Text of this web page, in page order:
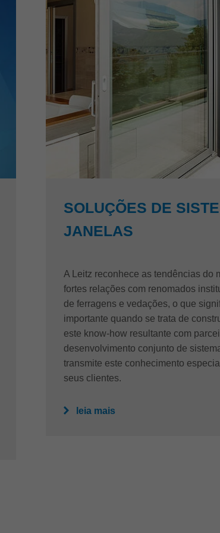
SOLUÇÕES DE
JANELAS
A Leitz reconhece as tendências do
fortes relações com renomados
de ferragens e vedações, o que
importante quando se trata de
este know-how resultante com
desenvolvimento conjunto de
transmite este conhecimento
seus clientes.
leia mais